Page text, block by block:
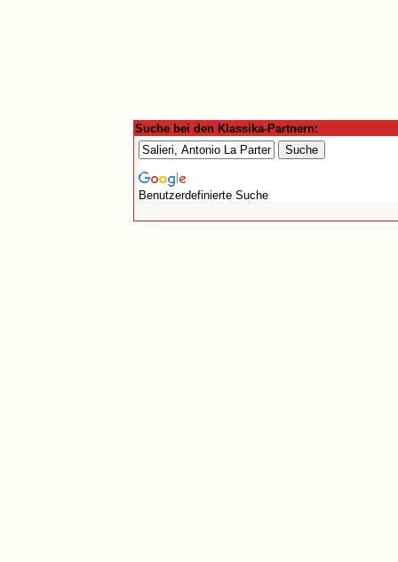
Suche bei den Klassika-Partnern:
Benutzerdefinierte Suche